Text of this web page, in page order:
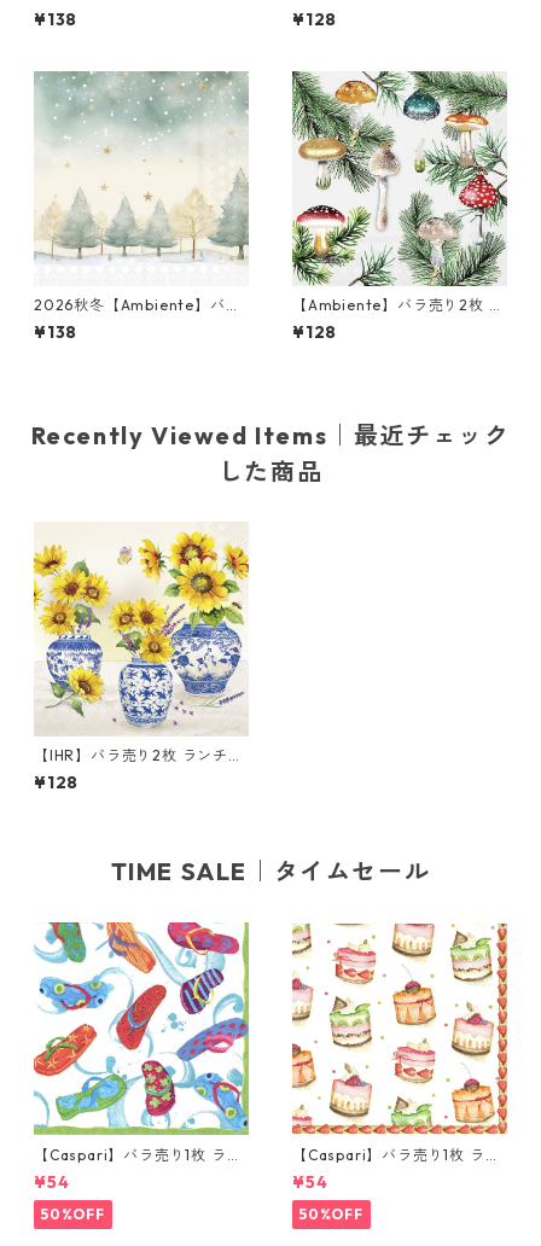
Design】バラ売り2枚 ランチ
サイズ ペーパーナプキン Sam
¥138
バラ売り2枚 ランチサイズ ペ
ーパーナプキン Pure Gold Be
¥128
2026秋冬【Ambiente】バラ
売り2枚 ランチサイズ ペーパ
ーナプキン Starry Sky グリー
¥138
【Ambiente】バラ売り2枚 ラ
ンチサイズ ペーパーナプキン
Mushroom ornaments クリ
¥128
Recently Viewed Items｜最近チェック
した商品
【IHR】バラ売り2枚 ランチサ
イズ ペーパーナプキン SOLIN
A クリーム
¥128
TIME SALE｜タイムセール
【Caspari】バラ売り1枚 ラン
チサイズ ペーパーナプキン Fli
p Flops ホワイト
¥54
50%OFF
【Caspari】バラ売り1枚 ラン
チサイズ ペーパーナプキン T
ORTES クリーム
¥54
50%OFF